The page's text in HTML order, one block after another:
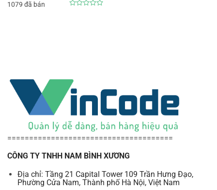
1079 đã bán
======================================
CÔNG TY TNHH NAM BÌNH XƯƠNG
Địa chỉ: Tầng 21 Capital Tower 109 Trần Hưng Đạo,
Phường Cửa Nam, Thành phố Hà Nội, Việt Nam